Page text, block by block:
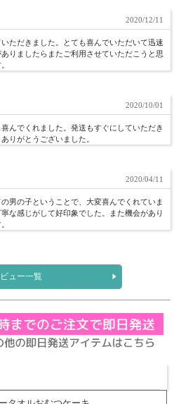
2020/12/11
ただきました。とても喜んでいただいて迅速
りましたらまたご利用させていただこうと思
2020/10/01
んでくれました。発送もすぐにしていただき
りがとうございました。
2020/04/11
男の子ということで、大変喜んでくれていま
な感じがして好印象でした。また機会があり
ュー一覧